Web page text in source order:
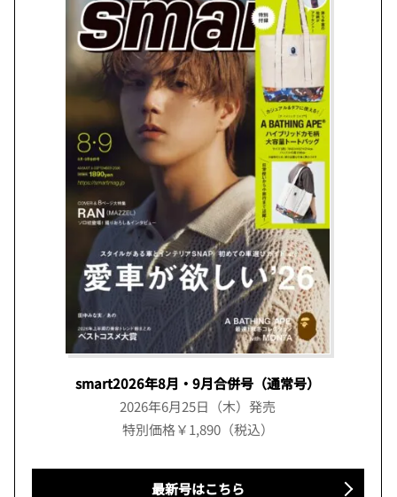
smart2026年8月・9月合併号（通常号）
2026年6月25日（木）発売
特別価格￥1,890（税込）
最新号はこちら